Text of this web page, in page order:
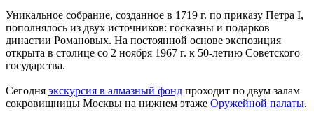
Уникальное собрание, созданное в 1719 г. по приказу Петра I,
пополнялось из двух источников: госказны и подарков
династии Романовых. На постоянной основе экспозиция
открыта в столице со 2 ноября 1967 г. к 50-летию Советского
государства.
Сегодня экскурсия в алмазный фонд проходит по двум залам
сокровищницы Москвы на нижнем этаже Оружейной палаты.